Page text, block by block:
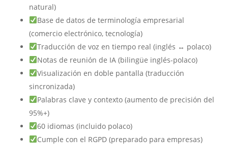
natural)
Base de datos de terminología empresarial
(comercio electrónico, tecnología)
Traducción de voz en tiempo real (inglés ↔ polaco)
Notas de reunión de IA (bilingüe inglés-polaco)
Visualización en doble pantalla (traducción
sincronizada)
Palabras clave y contexto (aumento de precisión del
95%+)
60 idiomas (incluido polaco)
Cumple con el RGPD (preparado para empresas)